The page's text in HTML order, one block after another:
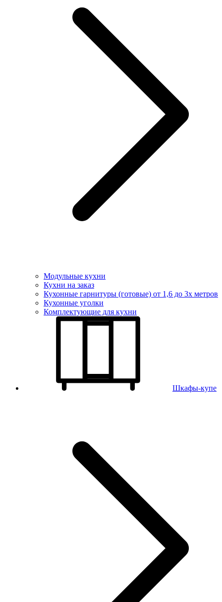
Модульные кухни
Кухни на заказ
Кухонные гарнитуры (готовые) от 1,6 до 3х метров
Кухонные уголки
Комплектующие для кухни
Шкафы-купе